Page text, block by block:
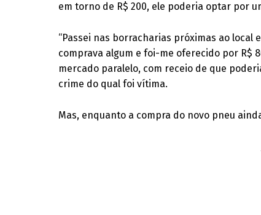
em torno de R$ 200, ele poderia optar por
“Passei nas borracharias próximas ao local
comprava algum e foi-me oferecido por R$
mercado paralelo, com receio de que
crime do qual foi vítima.
Mas, enquanto a compra do novo pneu